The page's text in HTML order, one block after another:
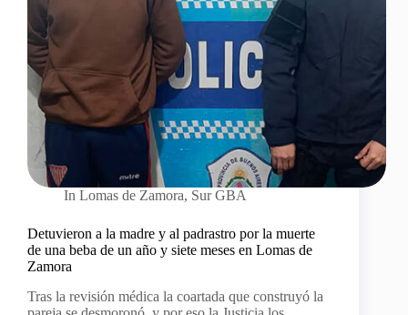
In Lomas de Zamora, Sur GBA
Detuvieron a la madre y al padrastro por la muerte
de una beba de un año y siete meses en Lomas de
Zamora
Tras la revisión médica la coartada que construyó la